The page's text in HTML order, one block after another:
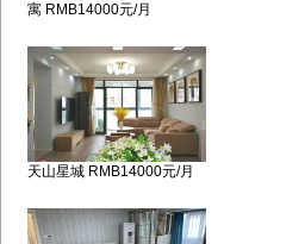
寓 RMB14000元/月
天山星城 RMB14000元/月